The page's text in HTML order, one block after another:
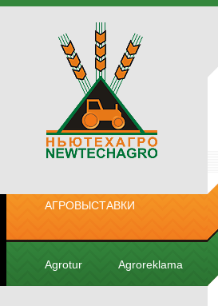
АГРОВЫСТАВКИ
Agrotur Agroreklama